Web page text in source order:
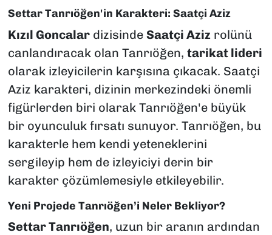
Settar Tanrıöğen'in Karakteri: Saatçi Aziz
Kızıl Goncalardizisinde Saatçi Azizrolünü
canlandıracak olan Tanrıöğen, tarikat lideri
olarak izleyicilerin karşısına çıkacak. Saatçi
Aziz karakteri, dizinin merkezindeki önemli
figürlerden biri olarak Tanrıöğen'e büyük
bir oyunculuk fırsatı sunuyor. Tanrıöğen, bu
karakterle hem kendi yeteneklerini
sergileyip hem de izleyiciyi derin bir
karakter çözümlemesiyle etkileyebilir.
Yeni Projede Tanrıöğen’i Neler Bekliyor?
Settar Tanrıöğen, uzun bir aranın ardından